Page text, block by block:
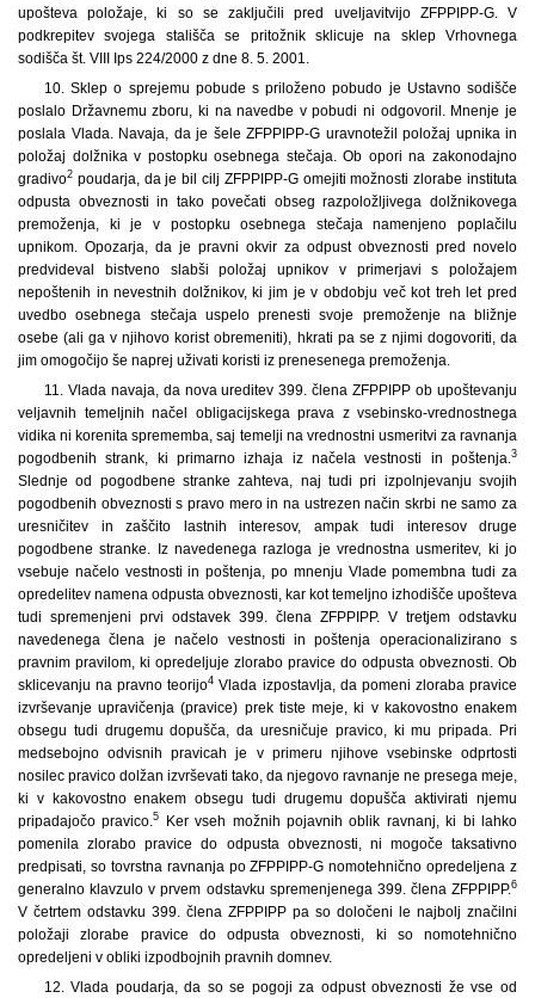
upošteva položaje, ki so se zaključili pred uveljavitvijo ZFPPIPP-G. V
podkrepitev svojega stališča se pritožnik sklicuje na sklep Vrhovnega
sodišča št. VIII Ips 224/2000 z dne 8. 5. 2001.
10. Sklep o sprejemu pobude s priloženo pobudo je Ustavno sodišče
poslalo Državnemu zboru, ki na navedbe v pobudi ni odgovoril. Mnenje je
poslala Vlada. Navaja, da je šele ZFPPIPP-G uravnotežil položaj upnika in
položaj dolžnika v postopku osebnega stečaja. Ob opori na zakonodajno
gradivo2 poudarja, da je bil cilj ZFPPIPP-G omejiti možnosti zlorabe instituta
odpusta obveznosti in tako povečati obseg razpoložljivega dolžnikovega
premoženja, ki je v postopku osebnega stečaja namenjeno poplačilu
upnikom. Opozarja, da je pravni okvir za odpust obveznosti pred novelo
predvideval bistveno slabši položaj upnikov v primerjavi s položajem
nepoštenih in nevestnih dolžnikov, ki jim je v obdobju več kot treh let pred
uvedbo osebnega stečaja uspelo prenesti svoje premoženje na bližnje
osebe (ali ga v njihovo korist obremeniti), hkrati pa se z njimi dogovoriti, da
jim omogočijo še naprej uživati koristi iz prenesenega premoženja.
11. Vlada navaja, da nova ureditev 399. člena ZFPPIPP ob upoštevanju
veljavnih temeljnih načel obligacijskega prava z vsebinsko-vrednostnega
vidika ni korenita sprememba, saj temelji na vrednostni usmeritvi za ravnanja
pogodbenih strank, ki primarno izhaja iz načela vestnosti in poštenja. 3
Slednje od pogodbene stranke zahteva, naj tudi pri izpolnjevanju svojih
pogodbenih obveznosti s pravo mero in na ustrezen način skrbi ne samo za
uresničitev in zaščito lastnih interesov, ampak tudi interesov druge
pogodbene stranke. Iz navedenega razloga je vrednostna usmeritev, ki jo
vsebuje načelo vestnosti in poštenja, po mnenju Vlade pomembna tudi za
opredelitev namena odpusta obveznosti, kar kot temeljno izhodišče upošteva
tudi spremenjeni prvi odstavek 399. člena ZFPPIPP. V tretjem odstavku
navedenega člena je načelo vestnosti in poštenja operacionalizirano s
pravnim pravilom, ki opredeljuje zlorabo pravice do odpusta obveznosti. Ob
sklicevanju na pravno teorijo4 Vlada izpostavlja, da pomeni zloraba pravice
izvrševanje upravičenja (pravice) prek tiste meje, ki v kakovostno enakem
obsegu tudi drugemu dopušča, da uresničuje pravico, ki mu pripada. Pri
medsebojno odvisnih pravicah je v primeru njihove vsebinske odprtosti
nosilec pravico dolžan izvrševati tako, da njegovo ravnanje ne presega meje,
ki v kakovostno enakem obsegu tudi drugemu dopušča aktivirati njemu
pripadajočo pravico.5
Ker vseh možnih pojavnih oblik ravnanj, ki bi lahko
pomenila zlorabo pravice do odpusta obveznosti, ni mogoče taksativno
predpisati, so tovrstna ravnanja po ZFPPIPP-G nomotehnično opredeljena z
generalno klavzulo v prvem odstavku spremenjenega 399. člena ZFPPIPP.6
V četrtem odstavku 399. člena ZFPPIPP pa so določeni le najbolj značilni
položaji zlorabe pravice do odpusta obveznosti, ki so nomotehnično
opredeljeni v obliki izpodbojnih pravnih domnev.
12. Vlada poudarja, da so se pogoji za odpust obveznosti že vse od